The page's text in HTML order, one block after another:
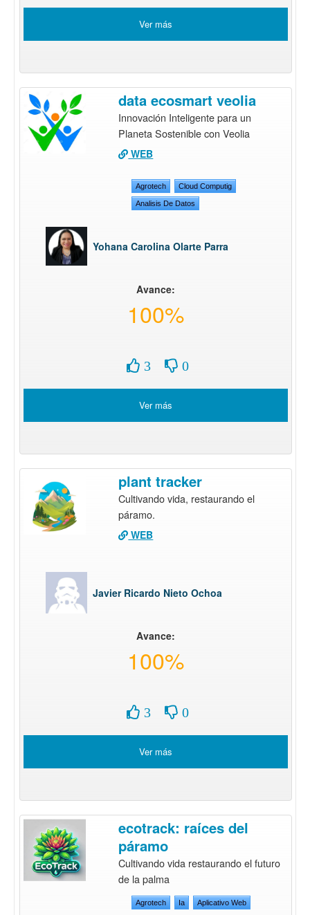
Ver más
data ecosmart veolia
Innovación Inteligente para un
Planeta Sostenible con Veolia
WEB
Agrotech Cloud Computig
Analisis De Datos
Yohana Carolina Olarte Parra
Avance:
100%
3 0
Ver más
plant tracker
Cultivando vida, restaurando el
páramo.
WEB
Javier Ricardo Nieto Ochoa
Avance:
100%
3 0
Ver más
ecotrack: raíces del
páramo
Cultivando vida restaurando el futuro
de la palma
Agrotech Ia Aplicativo Web